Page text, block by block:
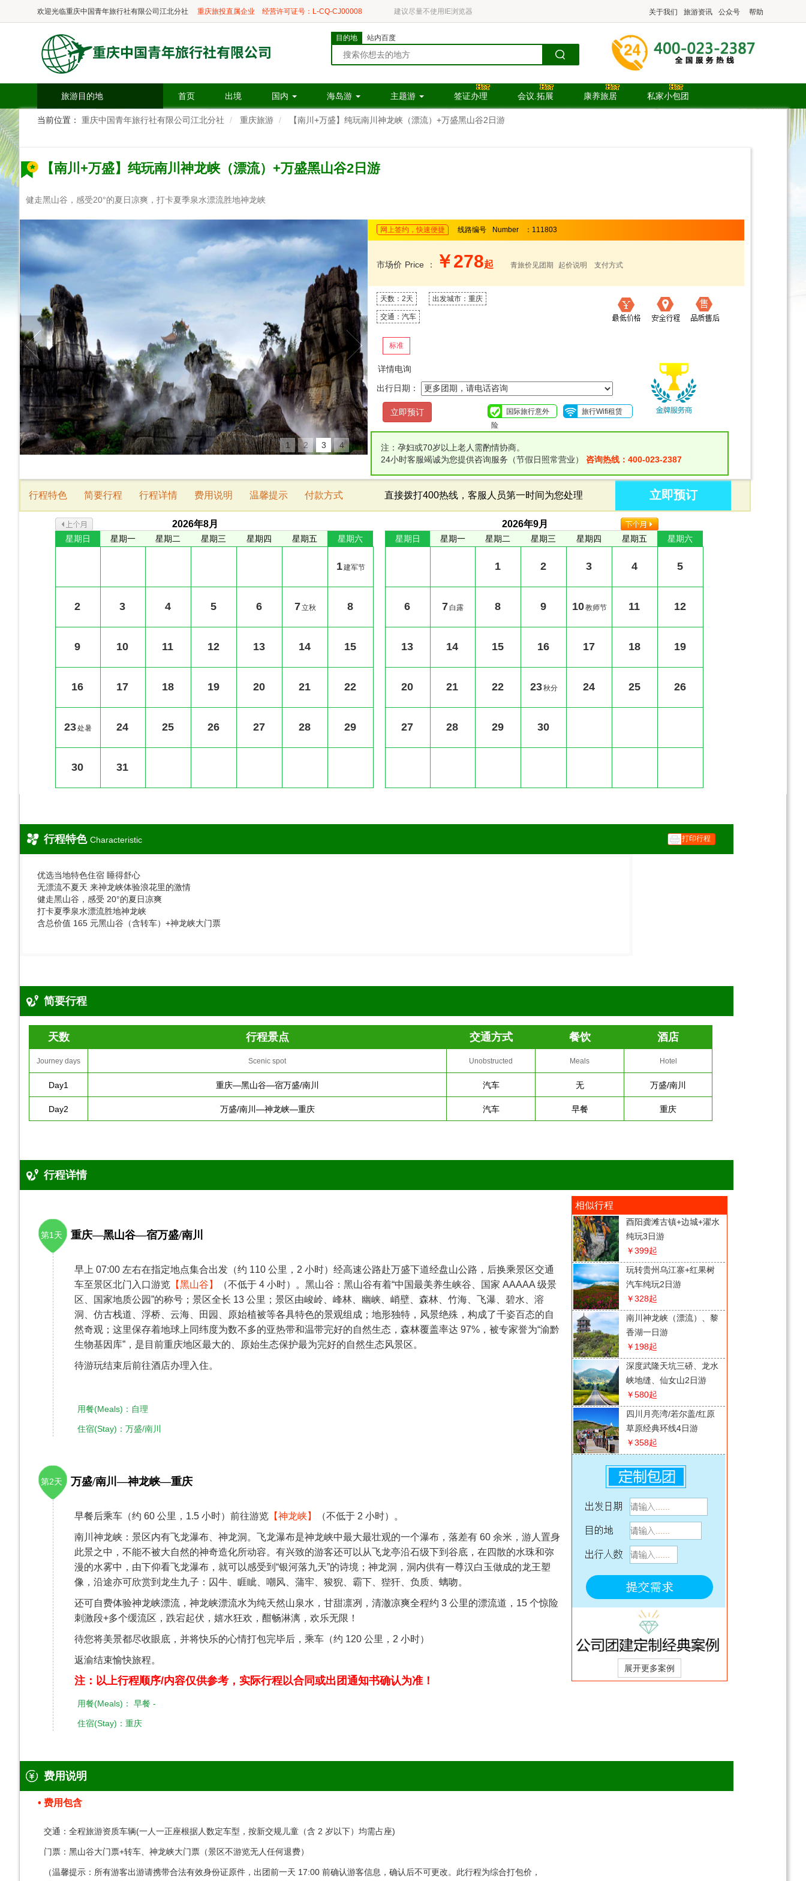
欢迎光临重庆中国青年旅行社有限公司江北分社 重庆旅投直属企业 经营许可证号：L-CQ-CJ00008 建议尽量不使用IE浏览器 关于我们 旅游资讯 公众号 帮助
目的地 站内百度
旅游目的地 首页 出境 国内 海岛游 主题游 签证办理 会议.拓展 康养旅居 私家小包团
当前位置： 重庆中国青年旅行社有限公司江北分社 重庆旅游 【南川+万盛】纯玩南川神龙峡（漂流）+万盛黑山谷2日游
【南川+万盛】纯玩南川神龙峡（漂流）+万盛黑山谷2日游
健走黑山谷，感受20°的夏日凉爽，打卡夏季泉水漂流胜地神龙峡
1 2 3 4
网上签约，快速便捷 线路编号 Number ：111803
市场价 Price ： ￥278起 青旅价见团期 起价说明 支付方式
天数：2天 出发城市：重庆
交通：汽车
标准
详情电询
出行日期：
国际旅行意外
险
旅行Wifi租赁
注：孕妇或70岁以上老人需酌情协商。
24小时客服竭诚为您提供咨询服务（节假日照常营业） 咨询热线：400-023-2387
行程特色 简要行程 行程详情 费用说明 温馨提示 付款方式 直接拨打400热线，客服人员第一时间为您处理 立即预订
2026年8月
星期日 星期一 星期二 星期三 星期四 星期五 星期六
1建军节
2 3 4 5 6 7立秋 8
9 10 11 12 13 14 15
16 17 18 19 20 21 22
23处暑 24 25 26 27 28 29
30 31
2026年9月
星期日 星期一 星期二 星期三 星期四 星期五 星期六
1 2 3 4 5
6 7 白露 8 9 10教师节 11 12
13 14 15 16 17 18 19
20 21 22 23秋分 24 25 26
27 28 29 30
行程特色 Characteristic 打印行程
优选当地特色住宿 睡得舒心
无漂流不夏天 来神龙峡体验浪花里的激情
健走黑山谷，感受 20°的夏日凉爽
打卡夏季泉水漂流胜地神龙峡
含总价值 165 元黑山谷（含转车）+神龙峡大门票
简要行程
天数 行程景点 交通方式 餐饮 酒店
Journey days Scenic spot Unobstructed Meals Hotel
Day1 重庆—黑山谷—宿万盛/南川 汽车 无 万盛/南川
Day2 万盛/南川—神龙峡—重庆 汽车 早餐 重庆
行程详情
第1天 重庆—黑山谷—宿万盛/南川
早上 07:00 左右在指定地点集合出发（约 110 公里，2 小时）经高速公路赴万盛下道经盘山公路，后换乘景区交通
车至景区北门入口游览 【黑山谷】
（不低于 4 小时）。黑山谷：黑山谷有着“中国最美养生峡谷、国家 AAAAA 级景
区、国家地质公园”的称号；景区全长 13 公里；景区由峻岭、峰林、幽峡、峭壁、森林、竹海、飞瀑、碧水、溶
洞、仿古栈道、浮桥、云海、田园、原始植被等各具特色的景观组成；地形独特，风景绝殊，构成了千姿百态的自
然奇观；这里保存着地球上同纬度为数不多的亚热带和温带完好的自然生态，森林覆盖率达 97%，被专家誉为“渝黔
生物基因库”，是目前重庆地区最大的、原始生态保护最为完好的自然生态风景区。
待游玩结束后前往酒店办理入住。
用餐(Meals)：自理
住宿(Stay)：万盛/南川
第2天 万盛/南川—神龙峡—重庆
早餐后乘车（约 60 公里，1.5 小时）前往游览 【神龙峡】 （不低于 2 小时）。
南川神龙峡：景区内有飞龙瀑布、神龙洞。飞龙瀑布是神龙峡中最大最壮观的一个瀑布，落差有 60 余米，游人置身
此景之中，不能不被大自然的神奇造化所动容。有兴致的游客还可以从飞龙亭沿石级下到谷底，在四散的水珠和弥
漫的水雾中，由下仰看飞龙瀑布，就可以感受到“银河落九天”的诗境；神龙洞，洞内供有一尊汉白玉做成的龙王塑
像，沿途亦可欣赏到龙生九子：囚牛、睚眦、嘲风、蒲牢、狻猊、霸下、狴犴、负质、螭吻。
还可自费体验神龙峡漂流，神龙峡漂流水为纯天然山泉水，甘甜凛冽，清澈凉爽全程约 3 公里的漂流道，15 个惊险
刺激段+多个缓流区，跌宕起伏，嬉水狂欢，酣畅淋漓，欢乐无限！
待您将美景都尽收眼底，并将快乐的心情打包完毕后，乘车（约 120 公里，2 小时）
返渝结束愉快旅程。
​注：以上行程顺序/内容仅供参考，实际行程以合同或出团通知书确认为准！
用餐(Meals)： 早餐 -
住宿(Stay)：重庆
相似行程
酉阳龚滩古镇+边城+濯水
纯玩3日游
￥399起
玩转贵州乌江寨+红果树
汽车纯玩2日游
￥328起
南川神龙峡（漂流）、黎
香湖一日游
￥198起
深度武隆天坑三硚、龙水
峡地缝、仙女山2日游
￥580起
四川月亮湾/若尔盖/红原
草原经典环线4日游
￥358起
游
￥198起
【巫山·奉节·云阳】全景
渝东北巫山小三峡+云阳
龙缸·云端廊桥+ 张飞庙
+奉节白帝城·瞿塘峡3日
￥628起
【纯喜】四川千年阆中古
2日游
￥308起
贵州水墨乌江寨、十二背
后、双河谷、地下裂缝2
￥358起
武隆+涪陵+市区纯玩5日
游（2-8人精致小团）
￥1388起
费用说明
费用包含
交通：全程旅游资质车辆(一人一正座根据人数定车型，按新交规儿童（含 2 岁以下）均需占座)
门票：黑山谷大门票+转车、神龙峡大门票（景区不游览无人任何退费）
（温馨提示：所有游客出游请携带合法有效身份证原件，出团前一天 17:00 前确认游客信息，确认后不可更改。此行程为综合打包价，